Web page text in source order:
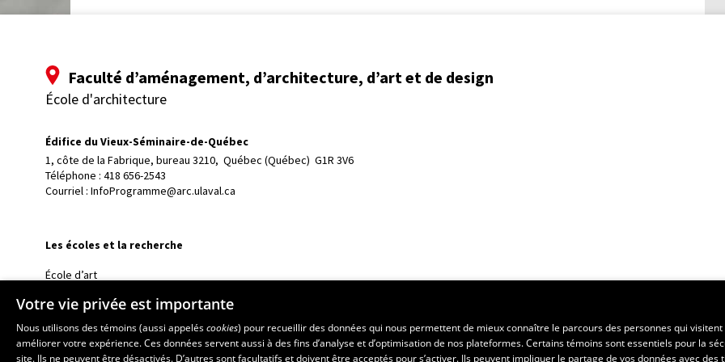
Faculté d’aménagement, d’architecture, d’art et de design
École d'architecture
Édifice du Vieux-Séminaire-de-Québec
1, côte de la Fabrique, bureau 3210, Québec (Québec)  G1R 3V6
Téléphone : 418 656-2543
Courriel : InfoProgramme@arc.ulaval.ca
Les écoles et la recherche
École d’art
École de design
Centre de recherche en aménagement et développement
Votre vie privée est importante
Nous utilisons des témoins (aussi appeléscookies) pour recueillir des données qui nous permettent de mieux connaître le parcours des personnes qui
améliorer votre expérience. Ces données servent aussi à des fins d’analyse et d’optimisation de nos plateformes. Certains témoins sont essentiels pour la
site. Ils ne peuvent être désactivés. D’autres sont facultatifs et doivent être acceptés pour s’activer. Ils peuvent impliquer le partage de vos données avec des